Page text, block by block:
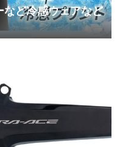
ど冷感ウェアなど